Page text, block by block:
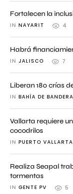
Fortalecen la
IN NAYARIT 4
Habrá
IN JALISCO 7
Liberan 180 crías
IN BAHÍA DE
Vallarta requiere
cocodrilos
IN PUERTO VALLARTA
Realiza Seapal
tormentas
IN GENTE PV 5